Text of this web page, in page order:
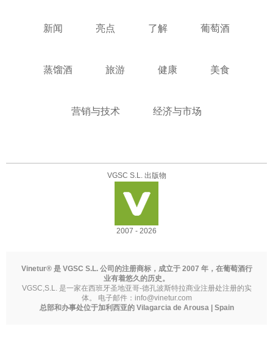
新闻 亮点 了解 葡萄酒
蒸馏酒 旅游 健康 美食
营销与技术 经济与市场
VGSC S.L. 出版物
2007 - 2026
Vinetur® 是 VGSC S.L. 公司的注册商标，成立于 2007 年，在葡萄酒行
业有着悠久的历史。
VGSC,S.L. 是一家在西班牙圣地亚哥-德孔波斯特拉商业注册处注册的实
体。 电子邮件： info@vinetur.com
总部和办事处位于加利西亚的 Vilagarcia de Arousa | Spain